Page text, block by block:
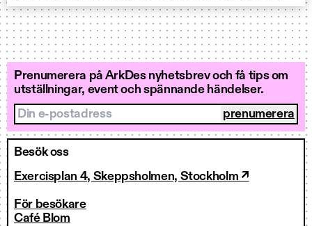
Prenumerera på ArkDes nyhetsbrev och få tips om
utställningar, event och spännande händelser.
Din e-postadress
Besök oss
Exercisplan 4, Skeppsholmen, Stockholm ↗
För besökare
Café Blom